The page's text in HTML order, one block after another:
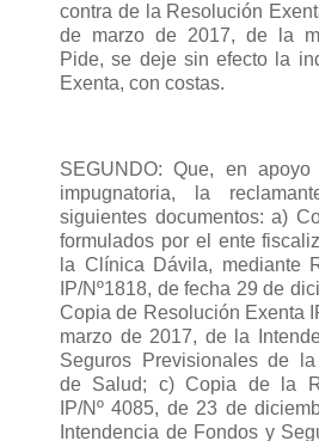
contra de la Resolución
de marzo de 2017, de la
Pide, se deje sin efecto la
Exenta, con costas.
SEGUNDO: Que, en
impugnatoria, la
siguientes documentos: a)
formulados por el ente
la Clínica Dávila, mediante
IP/Nº1818, de fecha 29 de
Copia de Resolución Exenta
marzo de 2017, de la
Seguros Previsionales de la
de Salud; c) Copia de la
IP/Nº 4085, de 23 de
Intendencia de Fondos y